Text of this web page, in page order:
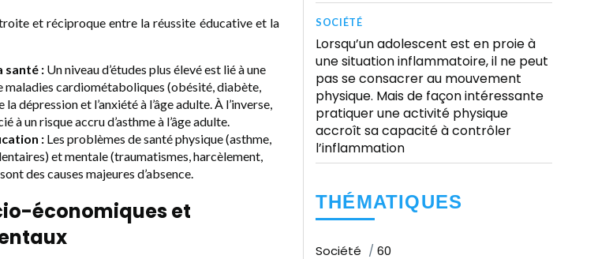
et réciproque entre la réussite éducative et la
santé : Un niveau d’études plus élevé est lié à une
cardiométaboliques (obésité, diabète,
dépression et l’anxiété à l’âge adulte. À l’inverse,
à un risque accru d’asthme à l’âge adulte.
: Les problèmes de santé physique (asthme,
et mentale (traumatismes, harcèlement,
des causes majeures d’absence.
économiques et
SOCIÉTÉ
Lorsqu’un adolescent est en proie à
une situation inflammatoire, il ne peut
pas se consacrer au mouvement
physique. Mais de façon intéressante
pratiquer une activité physique
accroît sa capacité à contrôler
l’inflammation
THÉMATIQUES
Société
60